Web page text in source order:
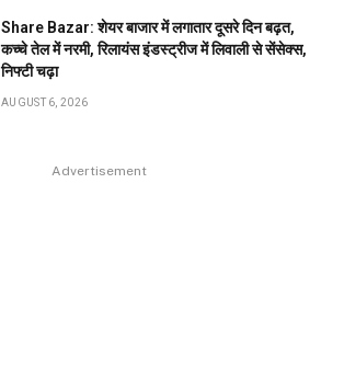
Share Bazar: शेयर बाजार में लगातार दूसरे दिन बढ़त,
कच्चे तेल में नरमी, रिलायंस इंडस्ट्रीज में लिवाली से सेंसेक्स,
निफ्टी चढ़ा
AUGUST 6, 2026
Advertisement